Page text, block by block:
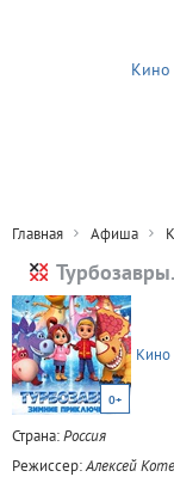
Кино
Главная Афиша
0+
Кино
Страна:Россия
Режиссер:Алексей